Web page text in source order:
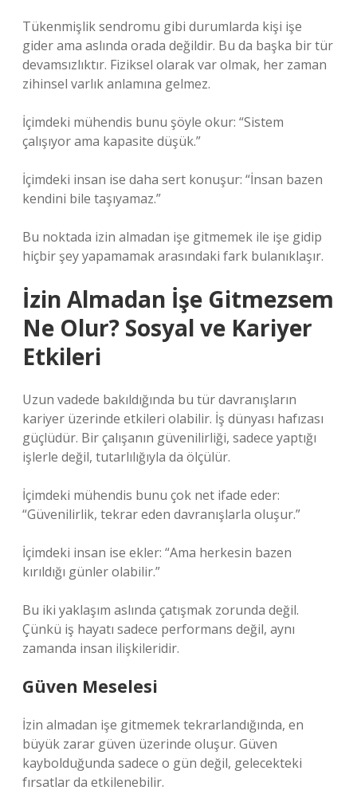
Tükenmişlik sendromu gibi durumlarda kişi işe
gider ama aslında orada değildir. Bu da başka bir tür
devamsızlıktır. Fiziksel olarak var olmak, her zaman
zihinsel varlık anlamına gelmez.
İçimdeki mühendis bunu şöyle okur: “Sistem
çalışıyor ama kapasite düşük.”
İçimdeki insan ise daha sert konuşur: “İnsan bazen
kendini bile taşıyamaz.”
Bu noktada izin almadan işe gitmemek ile işe gidip
hiçbir şey yapamamak arasındaki fark bulanıklaşır.
İzin Almadan İşe Gitmezsem
Ne Olur? Sosyal ve Kariyer
Etkileri
Uzun vadede bakıldığında bu tür davranışların
kariyer üzerinde etkileri olabilir. İş dünyası hafızası
güçlüdür. Bir çalışanın güvenilirliği, sadece yaptığı
işlerle değil, tutarlılığıyla da ölçülür.
İçimdeki mühendis bunu çok net ifade eder:
“Güvenilirlik, tekrar eden davranışlarla oluşur.”
İçimdeki insan ise ekler: “Ama herkesin bazen
kırıldığı günler olabilir.”
Bu iki yaklaşım aslında çatışmak zorunda değil.
Çünkü iş hayatı sadece performans değil, aynı
zamanda insan ilişkileridir.
Güven Meselesi
İzin almadan işe gitmemek tekrarlandığında, en
büyük zarar güven üzerinde oluşur. Güven
kaybolduğunda sadece o gün değil, gelecekteki
fırsatlar da etkilenebilir.